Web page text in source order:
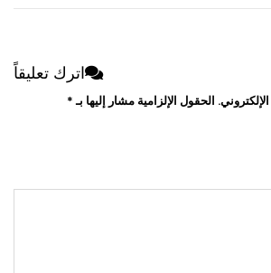
اترك تعليقاً
الحقول الإلزامية مشار إليها بـ*